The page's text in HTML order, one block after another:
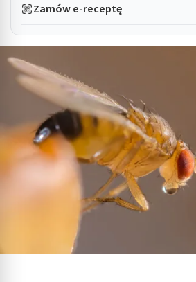
Zamów e-receptę